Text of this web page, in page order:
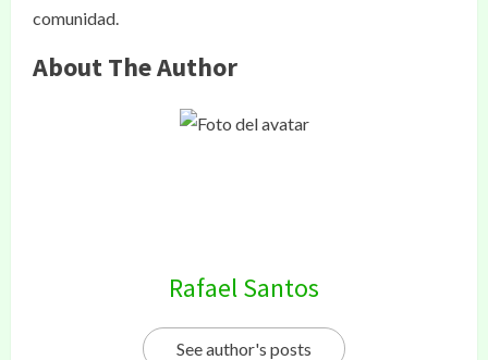
comunidad.
About The Author
Rafael Santos
See author's posts